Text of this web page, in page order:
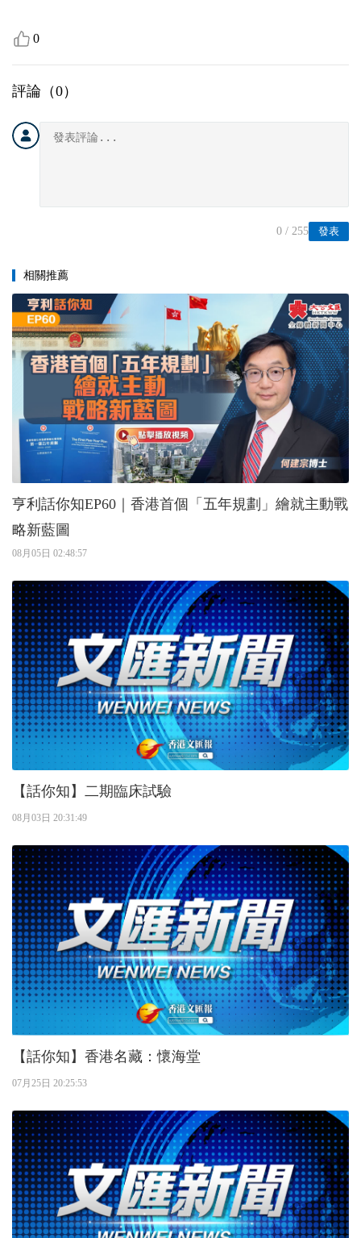
0
評論（0）
發表
0 / 255
相關推薦
亨利話你知EP60｜香港首個「五年規劃」繪就主動戰
略新藍圖
08月05日 02:48:57
【話你知】二期臨床試驗
08月03日 20:31:49
【話你知】香港名藏：懷海堂
07月25日 20:25:53